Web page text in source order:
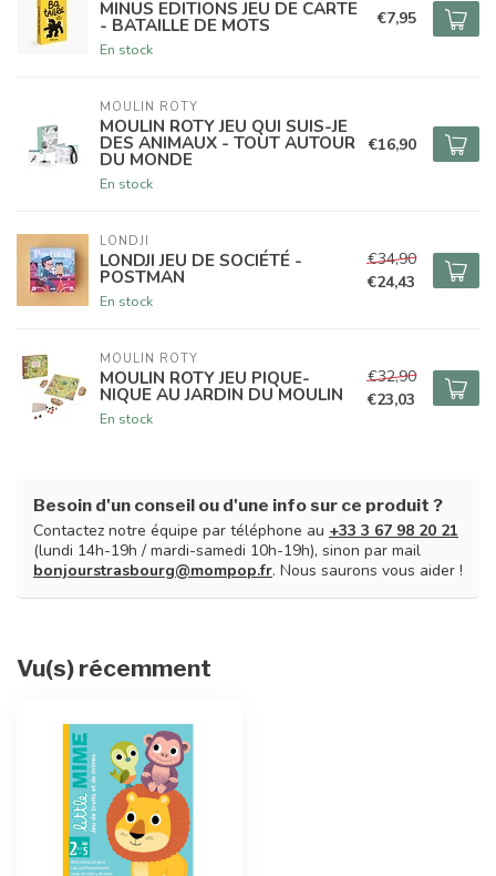
MINUS EDITIONS JEU DE CARTE
- BATAILLE DE MOTS
En stock
€7,95
MOULIN ROTY
MOULIN ROTY JEU QUI SUIS-JE
DES ANIMAUX - TOUT AUTOUR
DU MONDE
En stock
€16,90
LONDJI
LONDJI JEU DE SOCIÉTÉ -
POSTMAN
En stock
€34,90
€24,43
MOULIN ROTY
MOULIN ROTY JEU PIQUE-
NIQUE AU JARDIN DU MOULIN
En stock
€32,90
€23,03
Besoin d'un conseil ou d'une info sur ce produit ?
Contactez notre équipe par téléphone au +33 3 67 98 20 21
(lundi 14h-19h / mardi-samedi 10h-19h), sinon par mail
bonjourstrasbourg@mompop.fr. Nous saurons vous aider !
Vu(s) récemment